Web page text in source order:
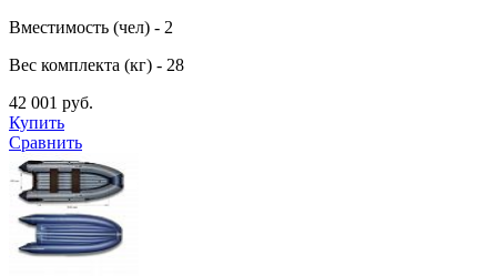
Вместимость (чел) - 2
Вес комплекта (кг) - 28
42 001 руб.
Купить
Сравнить